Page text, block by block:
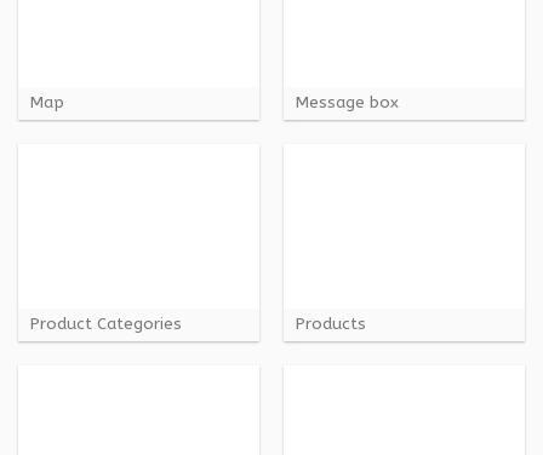
Map Message box
Product Categories Products